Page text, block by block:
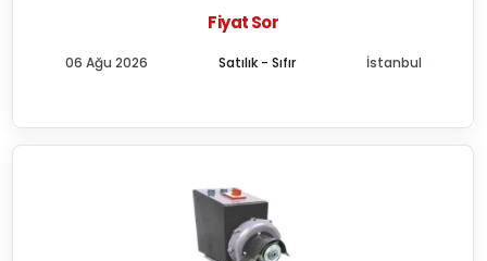
Fiyat Sor
Satılık - Sıfır
06 Ağu 2026 İstanbul